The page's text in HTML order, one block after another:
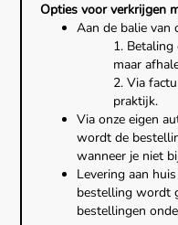
Opties voor verkrijgen
Aan de balie van
1.
maar
2. Via
praktijk.
Via onze eigen
wordt de
wanneer je niet
Levering aan
bestelling wordt
bestellingen